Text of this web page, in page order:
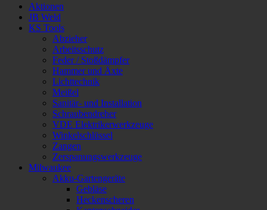
Aktionen
JB Weld
KS Tools
Abzieher
Arbeitsschutz
Feder / Stoßdämpfer
Hammer und Äxte
Lichttechnik
Meißel
Sanitär- und Installation
Schraubendreher
VDE Elektrikerwerkzeuge
Winkelschlüssel
Zangen
Zerspanungswerkzeuge
Milwaukee
Akku-Gartengeräte
Gebläse
Heckenscheren